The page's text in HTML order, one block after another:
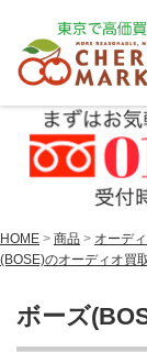
HOME > 商品 > オーデ
(BOSE)のオーディオ買
ボーズ